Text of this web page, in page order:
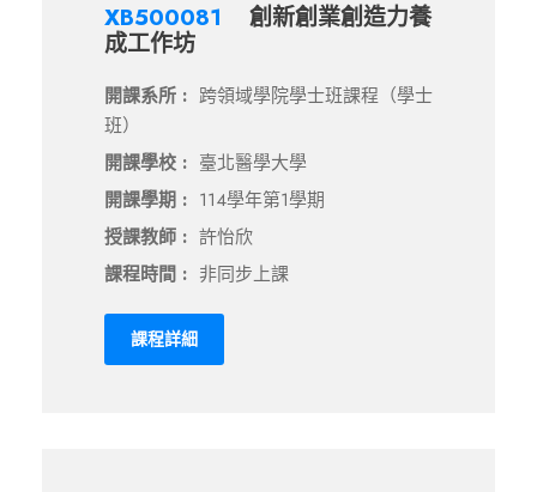
XB500081
創新創業創造力養
成工作坊
開課系所 : 跨領域學院學士班課程（學士
班）
開課學校 : 臺北醫學大學
開課學期 : 114學年第1學期
授課教師 : 許怡欣
課程時間 : 非同步上課
課程詳細